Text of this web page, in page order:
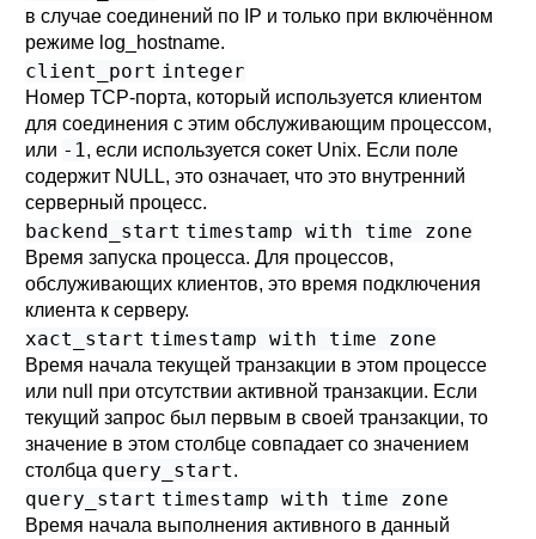
в случае соединений по IP и только при включённом
режиме log_hostname.
client_port integer
Номер TCP-порта, который используется клиентом
для соединения с этим обслуживающим процессом,
или -1, если используется сокет Unix. Если поле
содержит NULL, это означает, что это внутренний
серверный процесс.
backend_start timestamp with time zone
Время запуска процесса. Для процессов,
обслуживающих клиентов, это время подключения
клиента к серверу.
xact_start timestamp with time zone
Время начала текущей транзакции в этом процессе
или null при отсутствии активной транзакции. Если
текущий запрос был первым в своей транзакции, то
значение в этом столбце совпадает со значением
столбца query_start.
query_start timestamp with time zone
Время начала выполнения активного в данный